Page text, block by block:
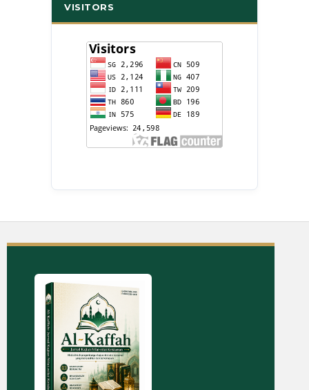
VISITORS